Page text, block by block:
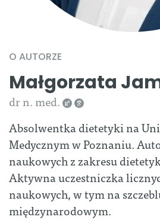
O AUTORZE
Małgorzata
dr n. med.
Absolwentka dietetyki na
Medycznym w Poznaniu.
naukowych z zakresu
Aktywna uczestniczka
naukowych, w tym na
międzynarodowym.